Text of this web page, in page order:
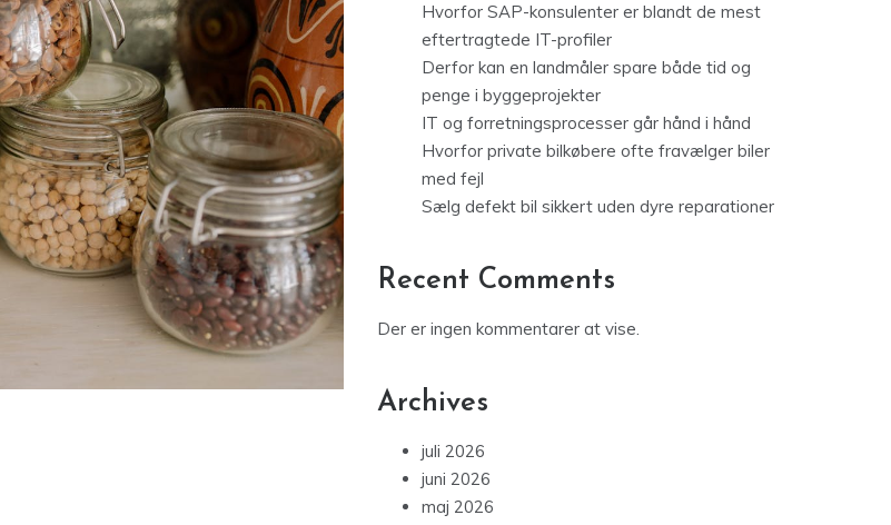
Hvorfor SAP-konsulenter er blandt de mest
eftertragtede IT-profiler
Derfor kan en landmåler spare både tid og
penge i byggeprojekter
IT og forretningsprocesser går hånd i hånd
Hvorfor private bilkøbere ofte fravælger biler
med fejl
Sælg defekt bil sikkert uden dyre reparationer
Recent Comments
Der er ingen kommentarer at vise.
Archives
juli 2026
juni 2026
maj 2026